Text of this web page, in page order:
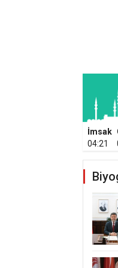
İmsak
04:21